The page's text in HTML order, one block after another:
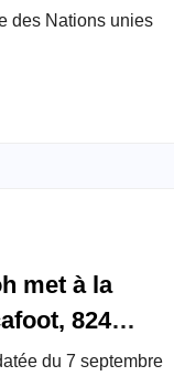
des Nations unies
met à la
824
ladu 7 septembre